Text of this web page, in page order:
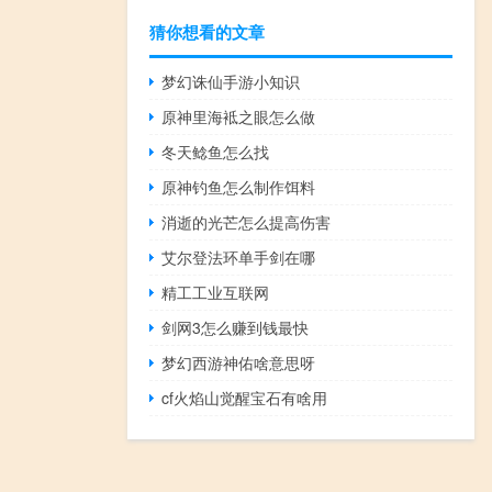
猜你想看的文章
梦幻诛仙手游小知识
原神里海袛之眼怎么做
冬天鲶鱼怎么找
原神钓鱼怎么制作饵料
消逝的光芒怎么提高伤害
艾尔登法环单手剑在哪
精工工业互联网
剑网3怎么赚到钱最快
梦幻西游神佑啥意思呀
cf火焰山觉醒宝石有啥用